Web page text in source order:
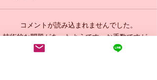
小学生からのバレエ🩰体
験受付中💁‍♀️
コメントが読み込まれませんでした。
技術的な問題があったようです。お手数ですが、
再度接続するか、ページを再読み込みしてださ